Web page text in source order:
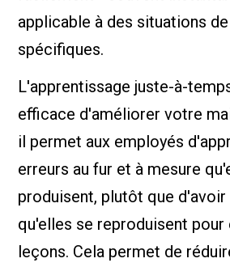
applicable à des situations
spécifiques.
L'apprentissage juste-à-
efficace d'améliorer votre
il permet aux employés
erreurs au fur et à mesure
produisent, plutôt que d'avoir
qu'elles se reproduisent pour
leçons. Cela permet de